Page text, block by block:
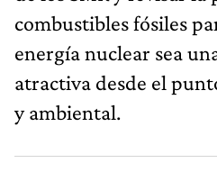
combustibles fósiles
energía nuclear sea
atractiva desde el
y ambiental.